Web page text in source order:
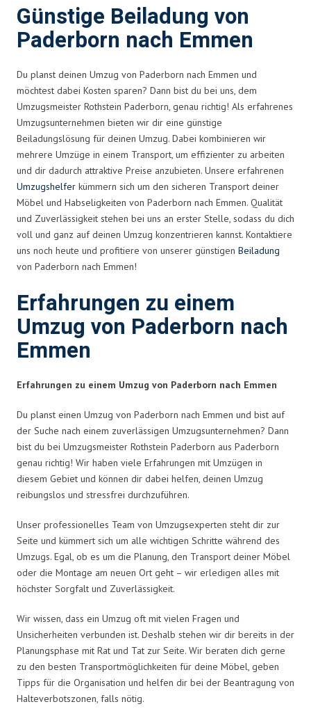
Günstige Beiladung von
Paderborn nach Emmen
Du planst deinen Umzug von Paderborn nach Emmen und
möchtest dabei Kosten sparen? Dann bist du bei uns, dem
Umzugsmeister Rothstein Paderborn, genau richtig! Als erfahrenes
Umzugsunternehmen bieten wir dir eine günstige
Beiladungslösung für deinen Umzug. Dabei kombinieren wir
mehrere Umzüge in einem Transport, um effizienter zu arbeiten
und dir dadurch attraktive Preise anzubieten. Unsere erfahrenen
Umzugshelfer kümmern sich um den sicheren Transport deiner
Möbel und Habseligkeiten von Paderborn nach Emmen. Qualität
und Zuverlässigkeit stehen bei uns an erster Stelle, sodass du dich
voll und ganz auf deinen Umzug konzentrieren kannst. Kontaktiere
uns noch heute und profitiere von unserer günstigen Beiladung
von Paderborn nach Emmen!
Erfahrungen zu einem
Umzug von Paderborn nach
Emmen
Erfahrungen zu einem Umzug von Paderborn nach Emmen
Du planst einen Umzug von Paderborn nach Emmen und bist auf
der Suche nach einem zuverlässigen Umzugsunternehmen? Dann
bist du bei Umzugsmeister Rothstein Paderborn aus Paderborn
genau richtig! Wir haben viele Erfahrungen mit Umzügen in
diesem Gebiet und können dir dabei helfen, deinen Umzug
reibungslos und stressfrei durchzuführen.
Unser professionelles Team von Umzugsexperten steht dir zur
Seite und kümmert sich um alle wichtigen Schritte während des
Umzugs. Egal, ob es um die Planung, den Transport deiner Möbel
oder die Montage am neuen Ort geht – wir erledigen alles mit
höchster Sorgfalt und Zuverlässigkeit.
Wir wissen, dass ein Umzug oft mit vielen Fragen und
Unsicherheiten verbunden ist. Deshalb stehen wir dir bereits in der
Planungsphase mit Rat und Tat zur Seite. Wir beraten dich gerne
zu den besten Transportmöglichkeiten für deine Möbel, geben
Tipps für die Organisation und helfen dir bei der Beantragung von
Halteverbotszonen, falls nötig.